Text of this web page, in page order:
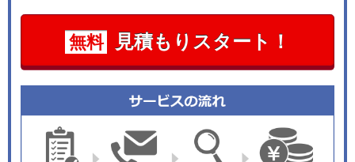
無料 見積もりスタート！